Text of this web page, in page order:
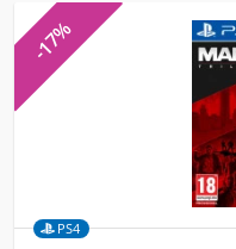
-17%
PS4